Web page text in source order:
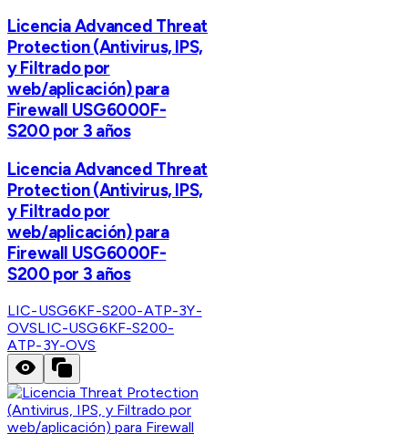
Licencia Advanced Threat
Protection (Antivirus, IPS,
y Filtrado por
web/aplicación) para
Firewall USG6000F-
S200 por 3 años
Licencia Advanced Threat
Protection (Antivirus, IPS,
y Filtrado por
web/aplicación) para
Firewall USG6000F-
S200 por 3 años
LIC-USG6KF-S200-ATP-3Y-
OVSLIC-USG6KF-S200-
ATP-3Y-OVS